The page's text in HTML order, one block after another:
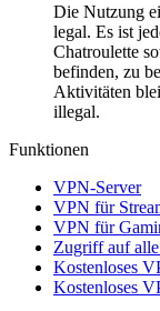
Die Nutzung
legal. Es ist
Chatroulette
befinden, zu
Aktivitäten
illegal.
Funktionen
VPN-Server
VPN für
VPN für
Zugriff auf alle
Kostenloses
Kostenloses